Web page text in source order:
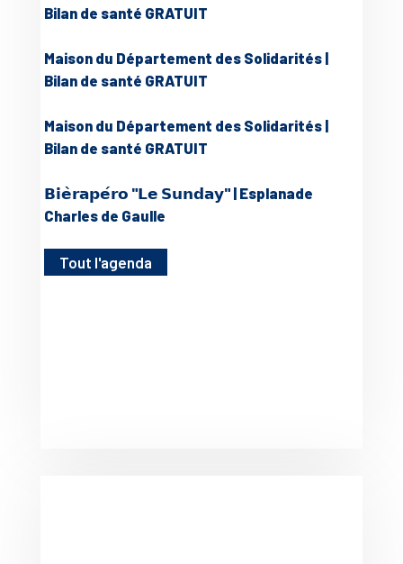
Bilan de santé GRATUIT
Maison du Département des Solidarités |
Bilan de santé GRATUIT
Maison du Département des Solidarités |
Bilan de santé GRATUIT
𝗕𝗶𝗲̀𝗿𝗮𝗽𝗲́𝗿𝗼 "𝗟𝗲 𝗦𝘂𝗻𝗱𝗮𝘆" | Esplanade
Charles de Gaulle
Tout l'agenda